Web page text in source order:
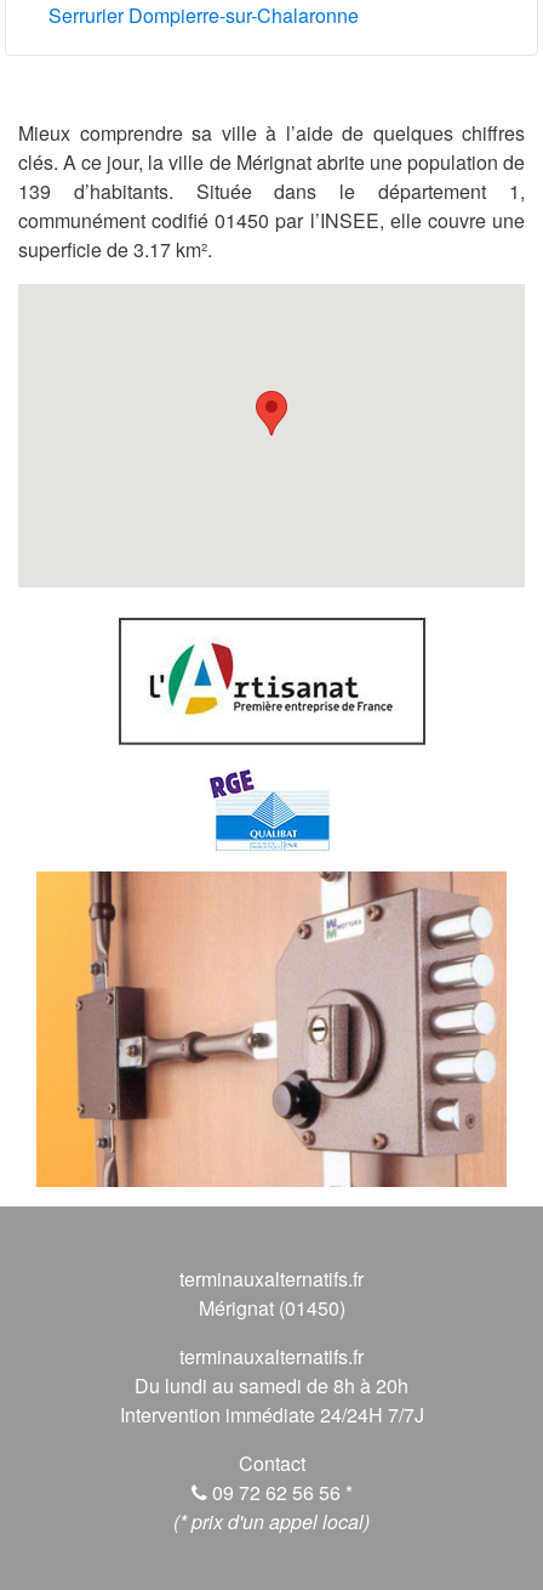
Serrurier Dompierre-sur-Chalaronne
Mieux comprendre sa ville à l’aide de quelques chiffres
clés. A ce jour, la ville de Mérignat abrite une population de
139 d’habitants. Située dans le département 1,
communément codifié 01450 par l’INSEE, elle couvre une
superficie de 3.17 km².
terminauxalternatifs.fr
Mérignat (01450)
terminauxalternatifs.fr
Du lundi au samedi de 8h à 20h
Intervention immédiate 24/24H 7/7J
Contact
09 72 62 56 56 *
(* prix d'un appel local)